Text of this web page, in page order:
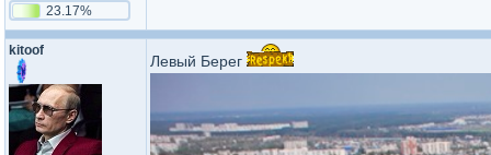
23.17%
kitoof
Левый Берег